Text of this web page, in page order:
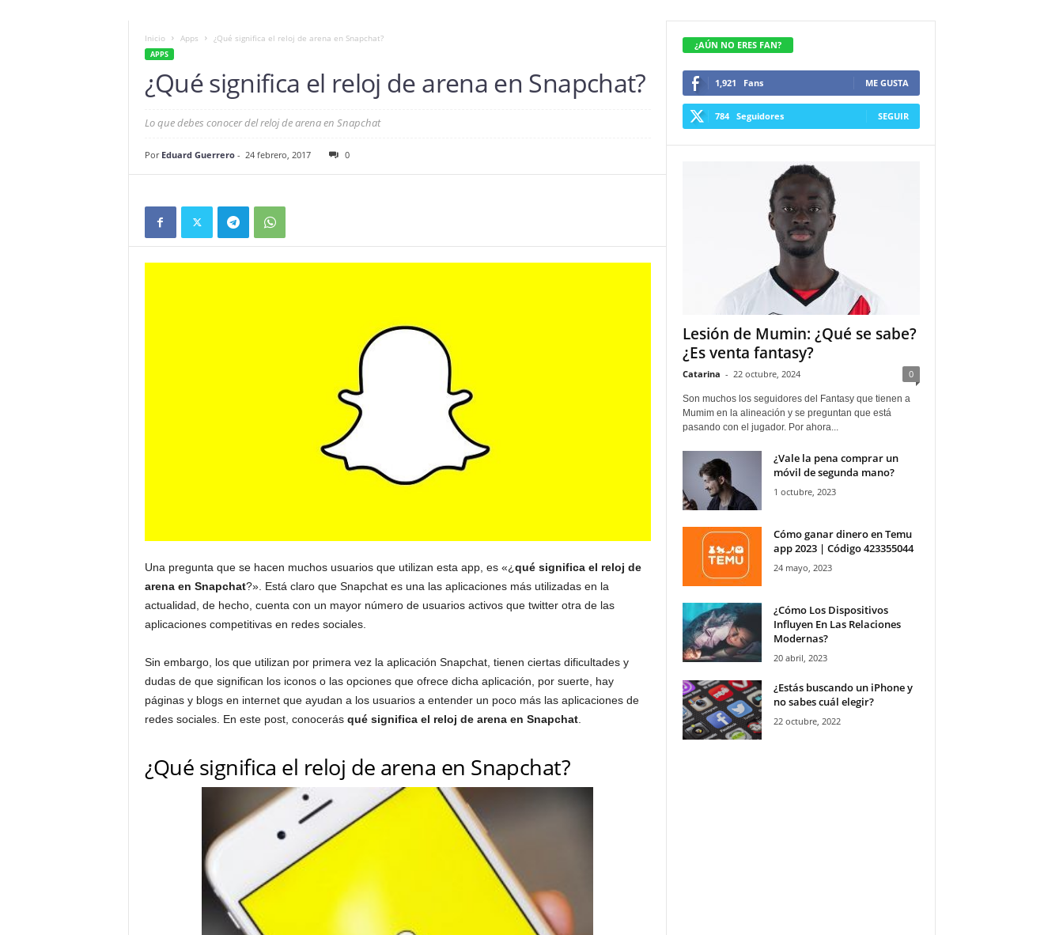
Inicio Apps ¿Qué significa el reloj de arena en Snapchat?
APPS
¿Qué significa el reloj de arena en Snapchat?
Lo que debes conocer del reloj de arena en Snapchat
Por Eduard Guerrero- 24 febrero, 2017 0
Una pregunta que se hacen muchos usuarios que utilizan esta app, es «¿qué significa el reloj de
arena en Snapchat?». Está claro que Snapchat es una las aplicaciones más utilizadas en la
actualidad, de hecho, cuenta con un mayor número de usuarios activos que twitter otra de las
aplicaciones competitivas en redes sociales.
Sin embargo, los que utilizan por primera vez la aplicación Snapchat, tienen ciertas dificultades y
dudas de que significan los iconos o las opciones que ofrece dicha aplicación, por suerte, hay
páginas y blogs en internet que ayudan a los usuarios a entender un poco más las aplicaciones de
redes sociales. En este post, conocerás qué significa el reloj de arena en Snapchat.
¿Qué significa el reloj de arena en Snapchat?
¿AÚN NO ERES FAN?
1,921 Fans ME GUSTA
784 Seguidores SEGUIR
Lesión de Mumin: ¿Qué se sabe?
¿Es venta fantasy?
Catarina - 22 octubre, 2024 0
Son muchos los seguidores del Fantasy que tienen a
Mumim en la alineación y se preguntan que está
pasando con el jugador. Por ahora...
¿Vale la pena comprar un
móvil de segunda mano?
1 octubre, 2023
Cómo ganar dinero en Temu
app 2023 | Código 423355044
24 mayo, 2023
¿Cómo Los Dispositivos
Influyen En Las Relaciones
Modernas?
20 abril, 2023
¿Estás buscando un iPhone y
no sabes cuál elegir?
22 octubre, 2022